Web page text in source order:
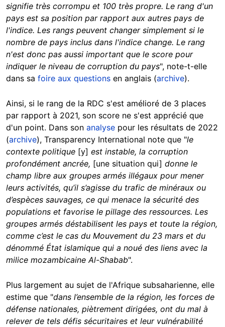
signifie très corrompu et 100 très propre. Le rang d'un
pays est sa position par rapport aux autres pays de
l'indice. Les rangs peuvent changer simplement si le
nombre de pays inclus dans l'indice change. Le rang
n'est donc pas aussi important que le score pour
indiquer le niveau de corruption du pays", note-t-elle
dans sa foire aux questions en anglais (archive).
Ainsi, si le rang de la RDC s'est amélioré de 3 places
par rapport à 2021, son score ne s'est apprécié que
d'un point. Dans son analyse pour les résultats de 2022
(archive), Transparency International note que "le
contexte politique [y] est instable, la corruption
profondément ancrée, [une situation qui] donne le
champ libre aux groupes armés illégaux pour mener
leurs activités, qu’il s’agisse du trafic de minéraux ou
d’espèces sauvages, ce qui menace la sécurité des
populations et favorise le pillage des ressources. Les
groupes armés déstabilisent les pays et toute la région,
comme c’est le cas du Mouvement du 23 mars et du
dénommé État islamique qui a noué des liens avec la
milice mozambicaine Al-Shabab".
Plus largement au sujet de l'Afrique subsaharienne, elle
estime que "dans l’ensemble de la région, les forces de
défense nationales, piètrement dirigées, ont du mal à
relever de tels défis sécuritaires et leur vulnérabilité